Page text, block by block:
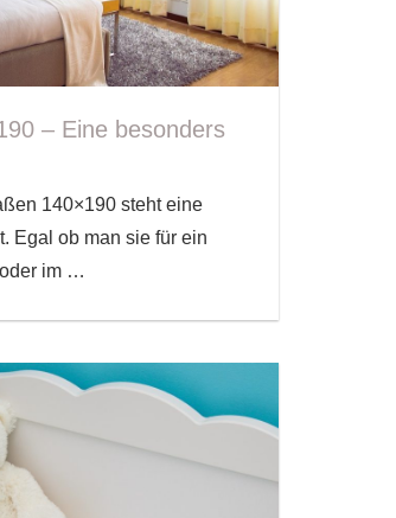
– Eine besonders
140×190 steht eine
Egal ob man sie für ein
im …